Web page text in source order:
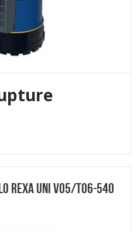
REXA UNI V05/T06-540